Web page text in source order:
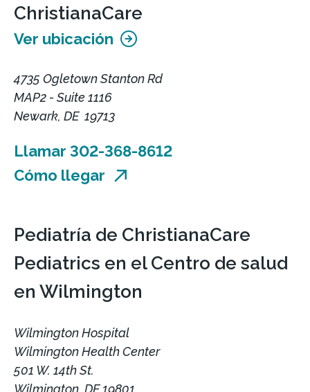
ChristianaCare
Ver ubicación
4735 Ogletown Stanton Rd
MAP2 - Suite 1116
Newark, DE 19713
Llamar 302-368-8612
Cómo llegar
Pediatría de ChristianaCare
Pediatrics en el Centro de salud
en Wilmington
Wilmington Hospital
Wilmington Health Center
501 W. 14th St.